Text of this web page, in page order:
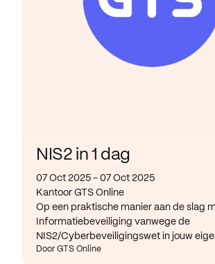
NIS2 in 1 dag
07 Oct 2025 - 07 Oct 2025
Kantoor GTS Online
Op een praktische manier aan de slag
Informatiebeveiliging vanwege de
NIS2/Cyberbeveiligingswet in jouw
Door GTS Online